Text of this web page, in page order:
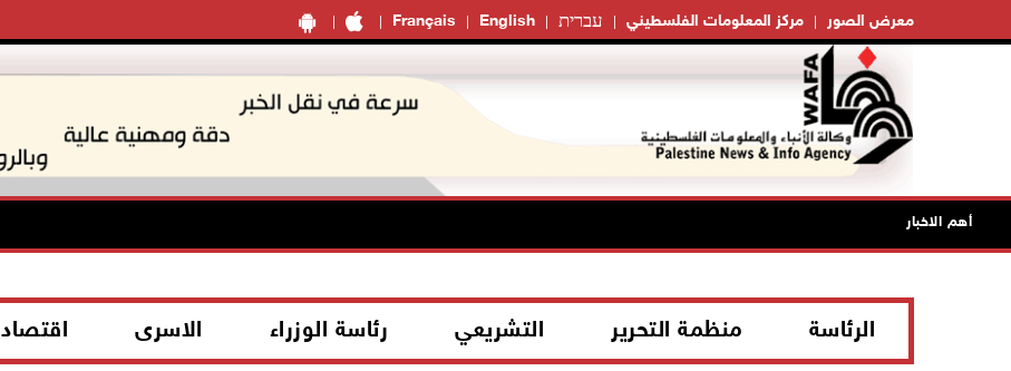
Français English עברית مركز المعلومات الفلسطيني معرض الصور
أهم الاخبار
الرئاسة منظمة التحرير التشريعي رئاسة الوزراء الاسرى اقتصاد